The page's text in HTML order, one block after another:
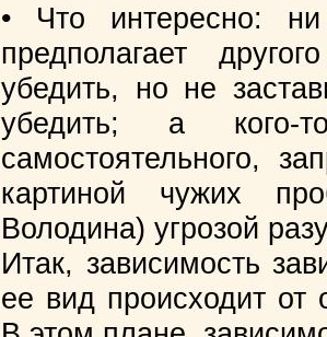
• Что интересно:
предполагает
убедить, но не
убедить; а кого-
самостоятельного,
картиной чужих
Володина) угрозой
Итак, зависимость
ее вид происходит от